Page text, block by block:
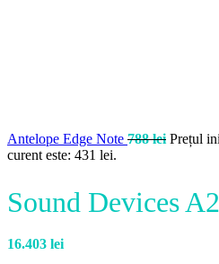
Antelope Edge Note 788lei Prețul
curent este: 431 lei.
Sound Devices
16.403 lei